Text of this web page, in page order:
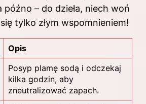
późno – do dzieła, niech woń
tylko złym wspomnieniem!
Opis
Posyp plamę sodą i odczekaj
kilka godzin, aby
zneutralizować zapach.